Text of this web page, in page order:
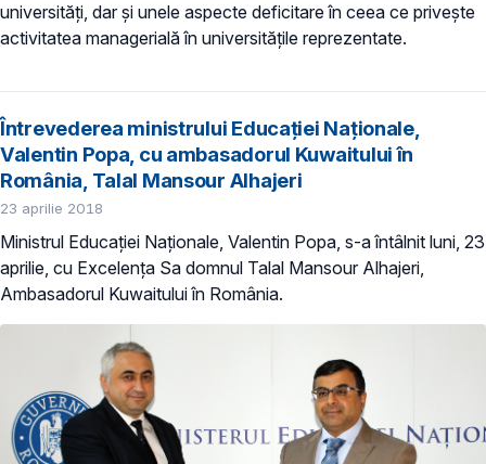
universități, dar și unele aspecte deficitare în ceea ce privește
activitatea managerială în universitățile reprezentate.
Întrevederea ministrului Educației Naționale,
Valentin Popa, cu ambasadorul Kuwaitului în
România, Talal Mansour Alhajeri
23 aprilie 2018
Ministrul Educației Naționale, Valentin Popa, s-a întâlnit luni, 23
aprilie, cu Excelența Sa domnul Talal Mansour Alhajeri,
Ambasadorul Kuwaitului în România.